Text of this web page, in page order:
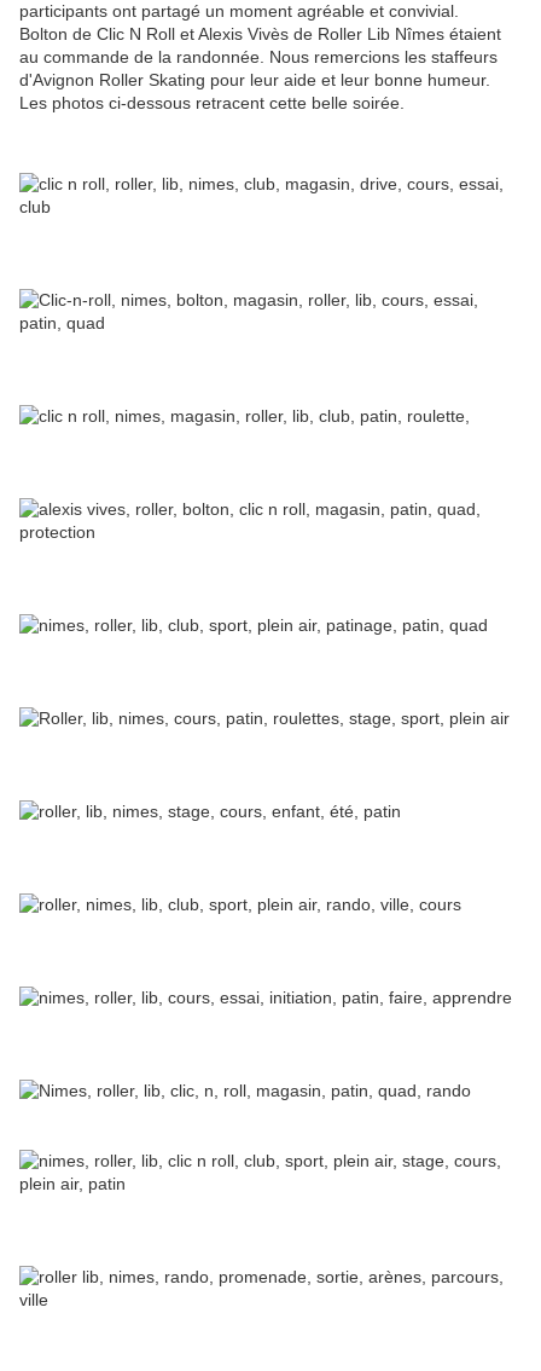
participants ont partagé un moment agréable et convivial.
Bolton de Clic N Roll et Alexis Vivès de Roller Lib Nîmes étaient
au commande de la randonnée. Nous remercions les staffeurs
d'Avignon Roller Skating pour leur aide et leur bonne humeur.
Les photos ci-dessous retracent cette belle soirée.